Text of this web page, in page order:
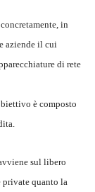
in
aziende il cui
di rete
è composto
sul libero
private quanto la